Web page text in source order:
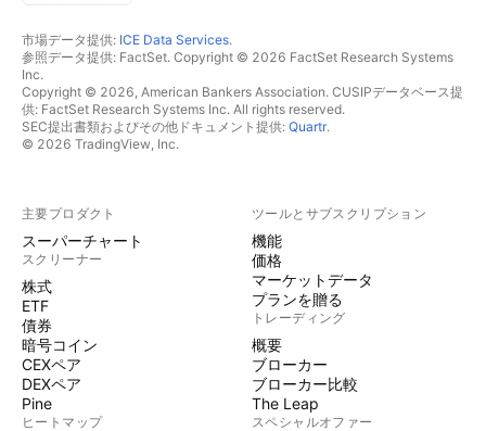
市場データ提供: ICE Data Services.
参照データ提供: FactSet. Copyright © 2026 FactSet Research Systems
Inc.
Copyright © 2026, American Bankers Association. CUSIPデータベース提
供: FactSet Research Systems Inc. All rights reserved.
SEC提出書類およびその他ドキュメント提供: Quartr.
© 2026 TradingView, Inc.
主要プロダクト
スーパーチャート
スクリーナー
株式
ETF
債券
暗号コイン
CEXペア
DEXペア
Pine
ヒートマップ
ツールとサブスクリプション
機能
価格
マーケットデータ
プランを贈る
トレーディング
概要
ブローカー
ブローカー比較
The Leap
スペシャルオファー